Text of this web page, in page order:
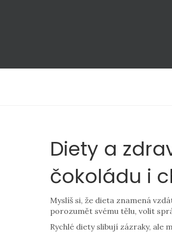
Diety a
čokoládu i
Myslíš si, že dieta znamená
porozumět svému tělu, volit
Rychlé diety slibují zázraky, ale